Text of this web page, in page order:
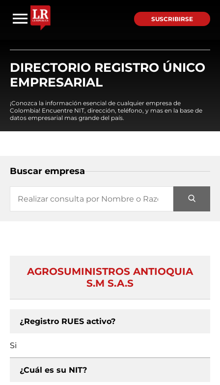
SUSCRIBIRSE
DIRECTORIO REGISTRO ÚNICO
EMPRESARIAL
¡Conozca la información esencial de cualquier empresa de
Colombia! Encuentre NIT, dirección, teléfono, y mas en la base de
datos empresarial mas grande del país.
Buscar empresa
AGROSUMINISTROS ANTIOQUIA
S.M S.A.S
¿Registro RUES activo?
Si
¿Cuál es su NIT?